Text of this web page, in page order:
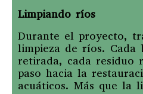
Limpiando ríos
Durante el proyecto,
limpieza de ríos. Cada
retirada, cada residuo
paso hacia la
acuáticos. Más que la